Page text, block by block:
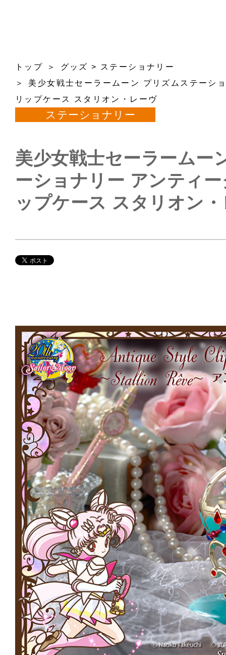
トップ グッズ >
ステーショナリー
美少女戦士セーラームーン プリズムステーシ
リップケース スタリオン・レーヴ
ステーショナリー
美少女戦士セーラームー
ーショナリー アンティ
ップケース スタリオン